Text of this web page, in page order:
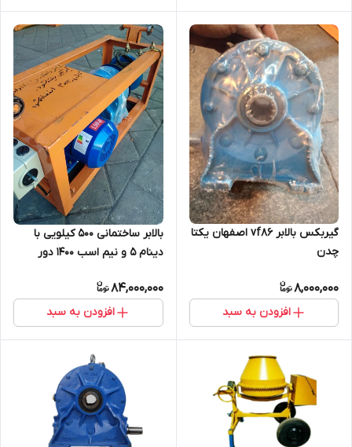
گیربکس بالابر vf86 اصفهان یکتا
چدن
8,000,000
افزودن به سبد
بالابر ساختمانی 500 کیلویی با
دینام 5 و نیم اسب 1400 دور
84,000,000
افزودن به سبد